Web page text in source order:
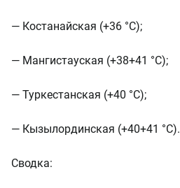
— Костанайская (+36 °C);
— Мангистауская (+38+41 °C);
— Туркестанская (+40 °C);
— Кызылординская (+40+41 °C).
Сводка: